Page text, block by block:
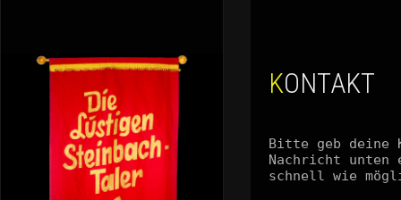
KONTAKT
Bitte geb deine
Nachricht unten
schnell wie